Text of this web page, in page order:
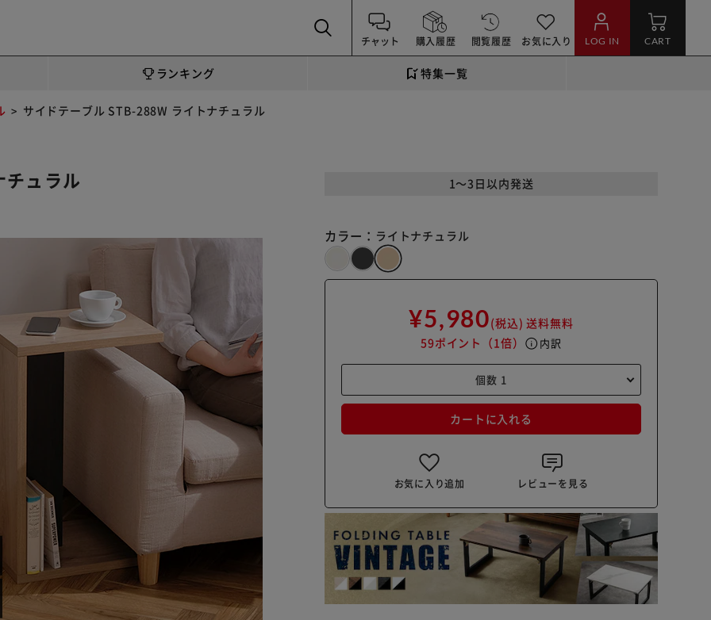
チャット 購入履歴 閲覧履歴 お気に入り LOG IN CART
ランキング 特集一覧
サイドテーブル STB-288W ライトナチュラル
ュラル 1～3日以内発送
カラー： ライトナチュラル
¥5,980(税込) 送料無料
59ポイント （1倍） info 内訳
カートに入れる
お気に入り追加 レビューを見る